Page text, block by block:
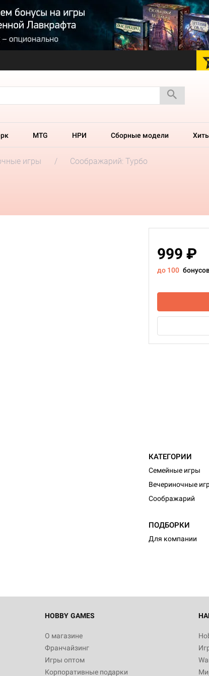
MTG НРИ Сборные модели
игры Соображарий: Турбо
999 ₽
до 100
КАТЕГОРИИ
Семейные игры
Вечериночные
Соображарий
ПОДБОРКИ
Для компании
HOBBY GAMES
О магазине
Франчайзинг
Игры оптом
Корпоративные подарки